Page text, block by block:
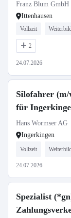
Franz Blum GmbH
Ittenhausen
Vollzeit
2
24.07.2026
Silofahrer
für
Hans Wormser AG
Ingerkingen
Vollzeit
24.07.2026
Spezialist